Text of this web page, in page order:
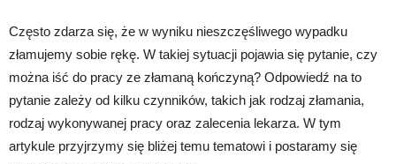
Często zdarza się, że w wyniku nieszczęśliwego wypadku
złamujemy sobie rękę. W takiej sytuacji pojawia się pytanie, czy
można iść do pracy ze złamaną kończyną? Odpowiedź na to
pytanie zależy od kilku czynników, takich jak rodzaj złamania,
rodzaj wykonywanej pracy oraz zalecenia lekarza. W tym
artykule przyjrzymy się bliżej temu tematowi i postaramy się